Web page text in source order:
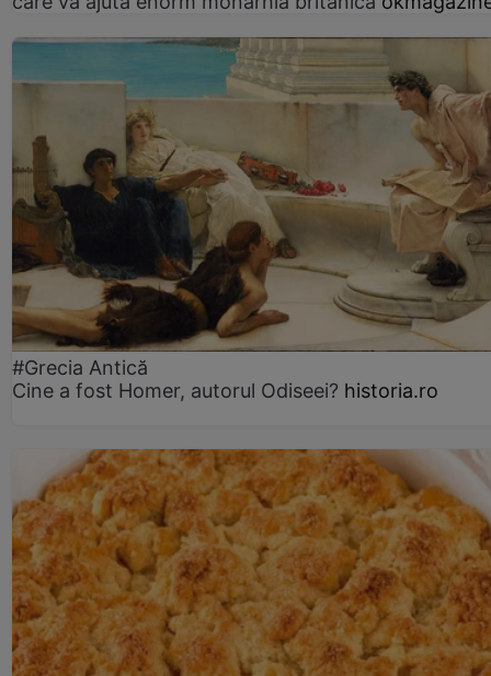
#Grecia Antică
Cine a fost Homer, autorul Odiseei? historia.ro